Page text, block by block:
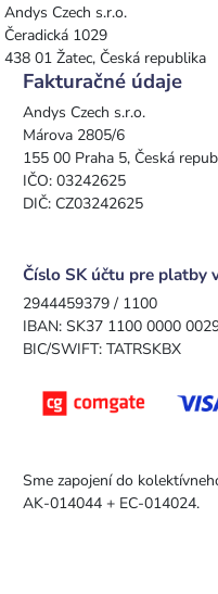
Andys Czech s.r.o.
Čeradická 1029
438 01 Žatec, Česká republika
Fakturačné údaje
Andys Czech s.r.o.
Márova 2805/6
155 00 Praha 5, Česká
IČO: 03242625
DIČ: CZ03242625
Číslo SK účtu pre platby
2944459379 / 1100
IBAN: SK37 1100 0000
BIC/SWIFT: TATRSKBX
Sme zapojení do
AK-014044 + EC-014024.